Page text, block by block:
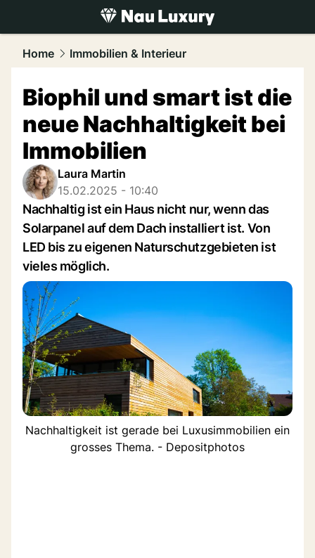
luxury.NAU.ch
Home Immobilien & Interieur
Biophil und smart ist die
neue Nachhaltigkeit bei
Immobilien
Laura Martin
15.02.2025 - 10:40
Nachhaltig ist ein Haus nicht nur, wenn das
Solarpanel auf dem Dach installiert ist. Von
LED bis zu eigenen Naturschutzgebieten ist
vieles möglich.
Nachhaltigkeit ist gerade bei Luxusimmobilien ein
grosses Thema. - Depositphotos